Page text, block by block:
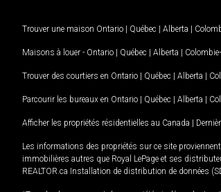
Trouver une maison Ontario | Québec | Alberta |
Maisons à louer - Ontario | Québec | Alberta |
Trouver des courtiers en Ontario | Québec | Alberta |
Parcourir les bureaux en Ontario | Québec | Alberta |
Afficher les propriétés résidentielles au Canada |
Les informations des propriétés sur ce site
immobilières autres que Royal LePage et ses
REALTOR.ca Installation de distribution de données